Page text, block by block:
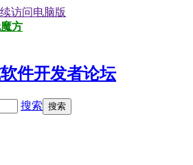
访问电脑版
方
搜索 搜索